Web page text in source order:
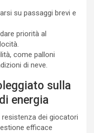
su passaggi brevi e
priorità al
come palloni
di neve.
sulla
energia
dei giocatori
efficace